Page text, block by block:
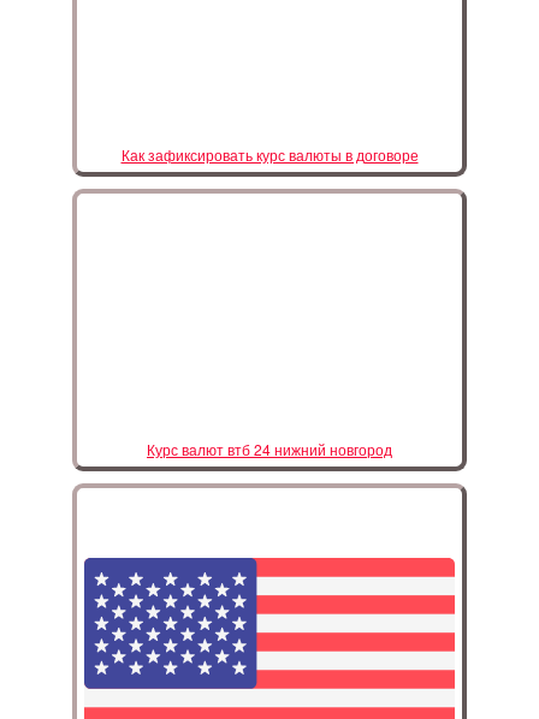
Как зафиксировать курс валюты в договоре
Курс валют втб 24 нижний новгород